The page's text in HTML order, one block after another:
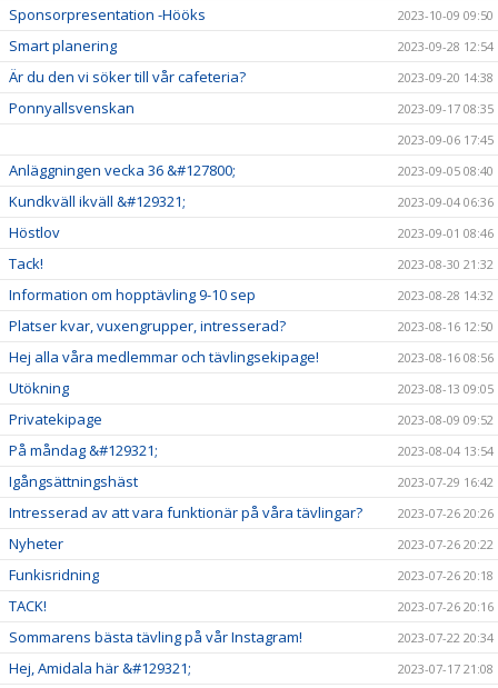
Sponsorpresentation -Hööks 2023-10-09 09:50
Smart planering 2023-09-28 12:54
Är du den vi söker till vår cafeteria? 2023-09-20 14:38
Ponnyallsvenskan
2023-09-17 08:35
2023-09-06 17:45
Anläggningen vecka 36 &#127800; 2023-09-05 08:40
Kundkväll ikväll &#129321; 2023-09-04 06:36
Höstlov 2023-09-01 08:46
Tack! 2023-08-30 21:32
Information om hopptävling 9-10 sep 2023-08-28 14:32
Platser kvar, vuxengrupper, intresserad? 2023-08-16 12:50
Hej alla våra medlemmar och tävlingsekipage! 2023-08-16 08:56
Utökning 2023-08-13 09:05
Privatekipage 2023-08-09 09:52
På måndag &#129321; 2023-08-04 13:54
Igångsättningshäst 2023-07-29 16:42
Intresserad av att vara funktionär på våra tävlingar? 2023-07-26 20:26
Nyheter 2023-07-26 20:22
Funkisridning 2023-07-26 20:18
TACK! 2023-07-26 20:16
Sommarens bästa tävling på vår Instagram! 2023-07-22 20:34
Hej, Amidala här &#129321; 2023-07-17 21:08